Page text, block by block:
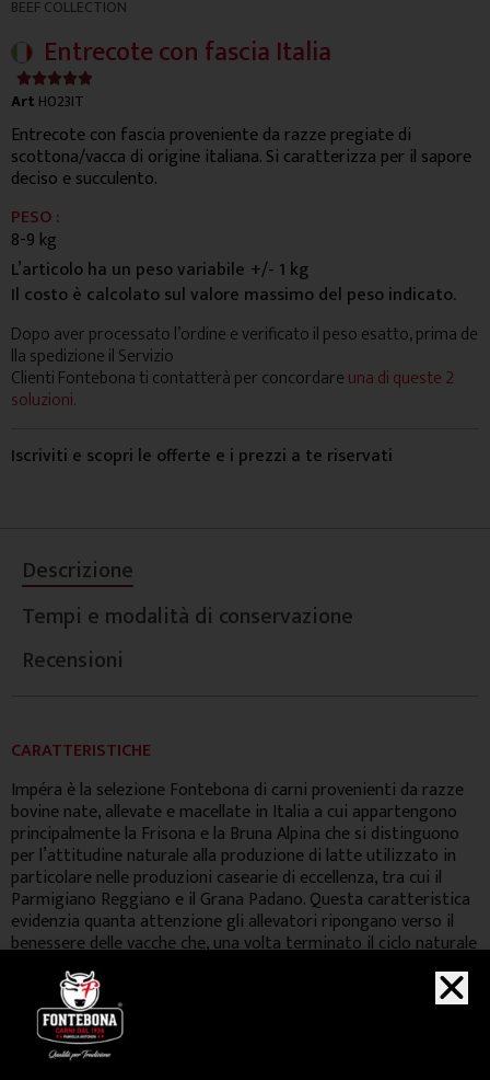
BEEF COLLECTION
Entrecote con fascia Italia

Art H023IT
Entrecote con fascia proveniente da razze pregiate di
scottona/vacca di origine italiana. Si caratterizza per il sapore
deciso e succulento.
PESO :
8-9 kg
L’articolo ha un peso variabile +/- 1 kg
Il costo è calcolato sul valore massimo del peso indicato.
Dopo aver processato l’ordine e verificato il peso esatto, prima de
lla spedizione il Servizio
Clienti Fontebona ti contatterà per concordareuna di queste 2
soluzioni.
Iscriviti e scopri le offerte e i prezzi a te riservati
Descrizione
Tempi e modalità di conservazione
Recensioni
CARATTERISTICHE
Impéra è la selezione Fontebona di carni provenienti da razze
bovine nate, allevate e macellate in Italia a cui appartengono
principalmente la Frisona e la Bruna Alpina che si distinguono
per l’attitudine naturale alla produzione di latte utilizzato in
particolare nelle produzioni casearie di eccellenza, tra cui il
Parmigiano Reggiano e il Grana Padano. Questa caratteristica
evidenzia quanta attenzione gli allevatori ripongano verso il
benessere delle vacche che, una volta terminato il ciclo naturale
di lattazione, vengono rimesse in stato semi brado e
alimentate con una dieta bilanciata, ricca di mais e favino, ed
erba dei pascoli. Il risultato è una carne matura con una texture
vellutata dal colore rubino ed un sapore particolarmente
intenso.